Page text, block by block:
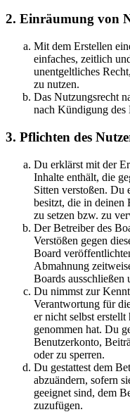
2. Einräumung von
Mit dem Erstellen
einfaches, zeitlich
unentgeltliches
zu nutzen.
Das Nutzungsrecht
nach Kündigung des
3. Pflichten des
Du erklärst mit der
Inhalte enthält, die
Sitten verstoßen. Du
besitzt, die in
zu setzen bzw. zu
Der Betreiber des
Verstößen gegen
Board
Abmahnung
Boards ausschließen
Du nimmst zur
Verantwortung für
er nicht selbst
genommen hat. Du
Benutzerkonto,
oder zu sperren.
Du gestattest dem
abzuändern, sofern
geeignet sind, dem
zuzufügen.